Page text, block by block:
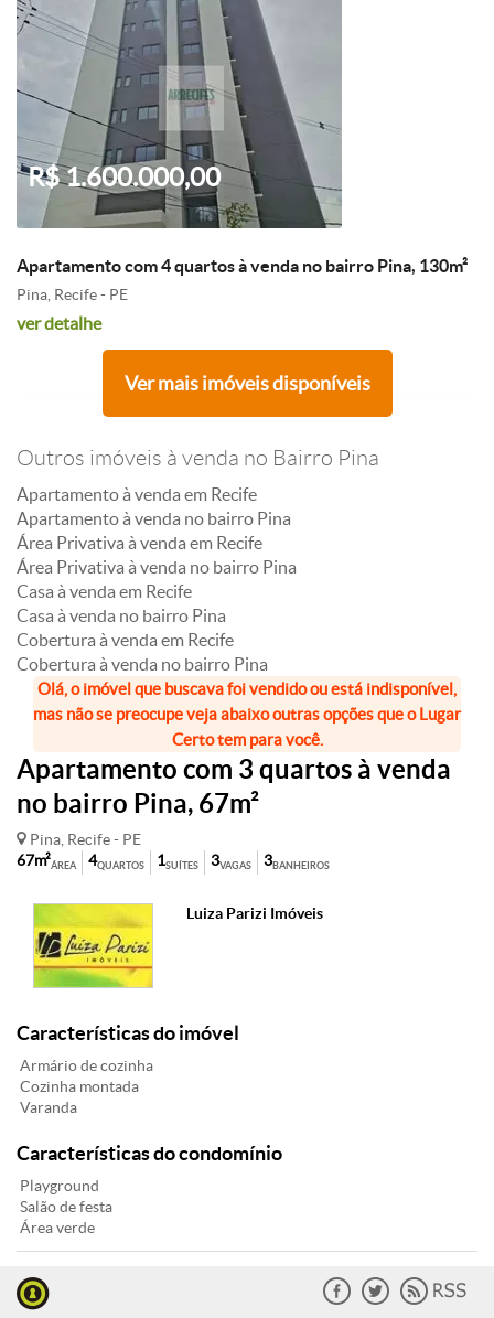
R$ 1.600.000,00
Apartamento com 4 quartos à venda no bairro Pina, 130m²
Pina, Recife - PE
ver detalhe
Ver mais imóveis disponíveis
Outros imóveis à venda no Bairro Pina
Apartamento à venda em Recife
Apartamento à venda no bairro Pina
Área Privativa à venda em Recife
Área Privativa à venda no bairro Pina
Casa à venda em Recife
Casa à venda no bairro Pina
Cobertura à venda em Recife
Cobertura à venda no bairro Pina
Olá, o imóvel que buscava foi vendido ou está indisponível,
mas não se preocupe veja abaixo outras opções que o Lugar
Certo tem para você.
Apartamento com 3 quartos à venda
no bairro Pina, 67m²
Pina, Recife - PE
ÁREA
67m² QUARTOS
4 SUÍTES
1 VAGAS
3 BANHEIROS
3
Luiza Parizi Imóveis
Características do imóvel
Armário de cozinha
Cozinha montada
Varanda
Características do condomínio
Playground
Salão de festa
Área verde